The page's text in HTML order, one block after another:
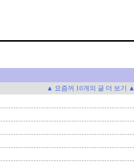
▲ 요즘꺼 10개의 글 더 보기 ▲